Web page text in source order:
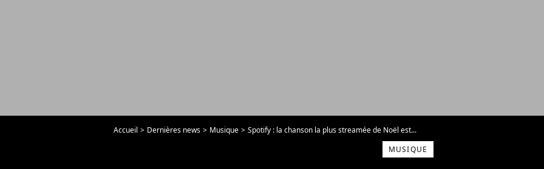
Accueil Dernières news Musique
Spotify : la chanson la plus streamée de Noël est...
MUSIQUE